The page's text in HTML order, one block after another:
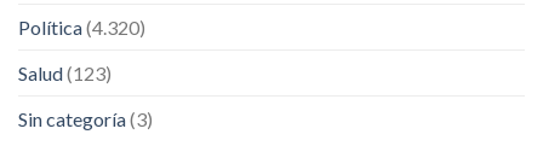
Política(4.320)
Salud(123)
Sin categoría(3)